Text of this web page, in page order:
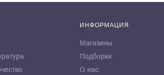
ИНФОРМАЦИЯ
Магазины
Подборки
О нас